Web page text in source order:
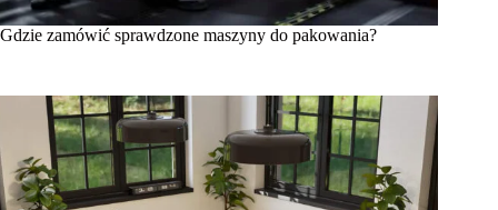
Gdzie zamówić sprawdzone maszyny do pakowania?